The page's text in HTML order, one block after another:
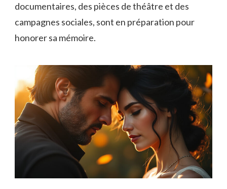
documentaires, des pièces de théâtre et des
campagnes sociales, sont en préparation pour
honorer sa mémoire.